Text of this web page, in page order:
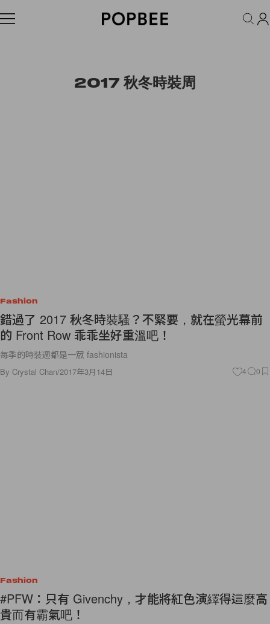
FASHION ACCESSORIES BEAUTY WELLNESS LIFESTYLE
2017 秋冬時裝周
Fashion
錯過了 2017 秋冬時裝騷？不緊要，就在螢光幕前
的 Front Row 乖乖坐好重溫吧！
每季的時裝週都是一眾 fashionista
By Crystal Chan/2017年3月14日 4 0
Fashion
#PFW：只有 Givenchy，才能將紅色演繹得這麼高
貴而有霸氣吧！